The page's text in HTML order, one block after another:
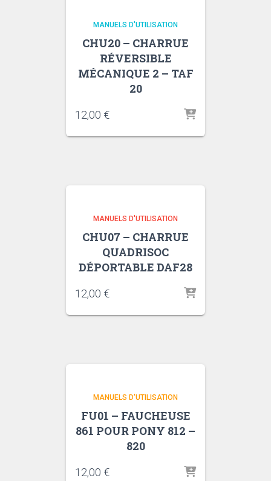
MANUELS D'UTILISATION
CHU20 – CHARRUE
RÉVERSIBLE
MÉCANIQUE 2 – TAF
20
12,00 €
MANUELS D'UTILISATION
CHU07 – CHARRUE
QUADRISOC
DÉPORTABLE DAF28
12,00 €
MANUELS D'UTILISATION
FU01 – FAUCHEUSE
861 POUR PONY 812 –
820
12,00 €